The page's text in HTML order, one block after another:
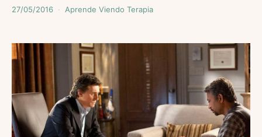
27/05/2016 Aprende Viendo Terapia